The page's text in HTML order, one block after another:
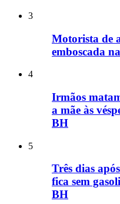
3
Motorista de
emboscada
4
Irmãos
a mãe às
BH
5
Três dias
fica sem
BH